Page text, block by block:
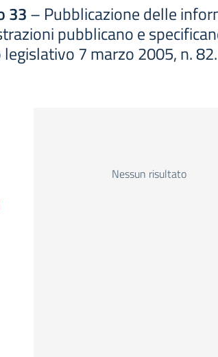
33– Pubblicazione delle
pubblicano e
7 marzo 2005, n. 82.
Nessun risultato